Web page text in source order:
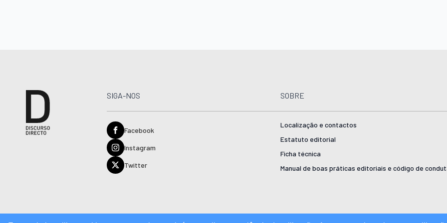
SIGA-NOS
Facebook
Instagram
Twitter
SOBRE
Localização e contactos
Estatuto editorial
Ficha técnica
Manual de boas práticas editoriais e código de